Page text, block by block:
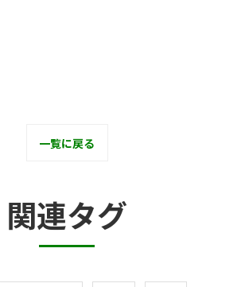
一覧に戻る
関連タグ